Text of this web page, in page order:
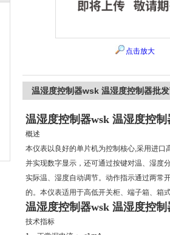
点击放大
温湿度控制器wsk 温湿度控制器批
温湿度控制器wsk 温湿度控
概述
本仪表以良好的单片机为控制核心,采用进
并实现数字显示，还可通过按键对温、湿度
实际温、湿度自动调节。动作指示通过两常
的。本仪表适用于高低开关柜、端子箱、箱
温湿度控制器wsk 温湿度控
技术指标